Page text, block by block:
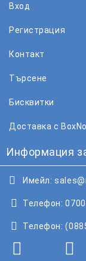
Вход
Регистрация
Контакт
Търсене
Бисквитки
Доставка с
Информация
Имейл:
Телефон:
Телефон: